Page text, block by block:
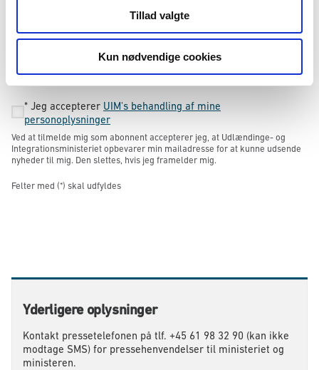
Tillad valgte
Kun nødvendige cookies
* Jeg accepterer UIM's behandling af mine
personoplysninger
Ved at tilmelde mig som abonnent accepterer jeg, at Udlændinge- og
Integrationsministeriet opbevarer min mailadresse for at kunne udsende
nyheder til mig. Den slettes, hvis jeg framelder mig.
Felter med (*) skal udfyldes
Yderligere oplysninger
Kontakt pressetelefonen på tlf. +45 61 98 32 90 (kan ikke
modtage SMS) for pressehenvendelser til ministeriet og
ministeren.